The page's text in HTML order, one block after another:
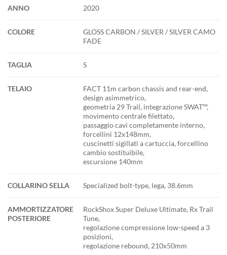
ANNO 2020
COLORE
GLOSS CARBON / SILVER / SILVER CAMO
FADE
TAGLIA S
TELAIO
FACT 11m carbon chassis and rear-end,
design asimmetrico,
geometria 29 Trail, integrazione SWAT™,
movimento centrale filettato,
passaggio cavi completamente interno,
forcellini 12x148mm,
cuscinetti sigillati a cartuccia, forcellino
cambio sostituibile,
escursione 140mm
COLLARINO SELLA Specialized bolt-type, lega, 38.6mm
AMMORTIZZATORE
POSTERIORE
RockShox Super Deluxe Ultimate, Rx Trail
Tune,
regolazione compressione low-speed a 3
posizioni,
regolazione rebound, 210x50mm